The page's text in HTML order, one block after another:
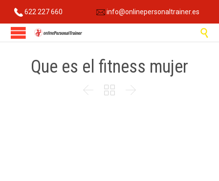
622 227 660 info@onlinepersonaltrainer.es

Que es el fitness mujer
  